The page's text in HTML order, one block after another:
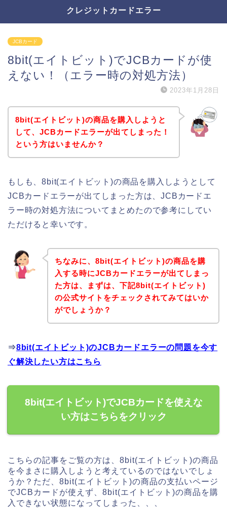
クレジットカードエラー
JCBカード
8bit(エイトビット)でJCBカードが使
えない！（エラー時の対処方法）
2023年1月28日
8bit(エイトビット)の商品を購入しようと
して、JCBカードエラーが出てしまった！
という方はいませんか？
もしも、8bit(エイトビット)の商品を購入しようとして
JCBカードエラーが出てしまった方は、JCBカードエ
ラー時の対処方法についてまとめたので参考にしてい
ただけると幸いです。
ちなみに、8bit(エイトビット)の商品を購
入する時にJCBカードエラーが出てしまっ
た方は、まずは、下記8bit(エイトビット)
の公式サイトをチェックされてみてはいか
がでしょうか？
⇒8bit(エイトビット)のJCBカードエラーの問題を今す
ぐ解決したい方はこちら
8bit(エイトビット)でJCBカードを使えな
い方はこちらをクリック
こちらの記事をご覧の方は、8bit(エイトビット)の商品
を今まさに購入しようと考えているのではないでしょ
うか？ただ、8bit(エイトビット)の商品の支払いページ
でJCBカードが使えず、8bit(エイトビット)の商品を購
入できない状態になってしまった、、、